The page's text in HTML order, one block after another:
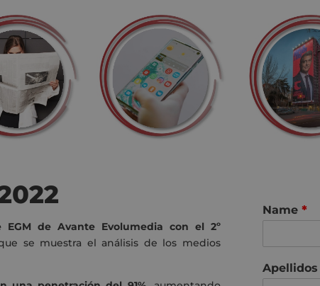
EGM de Avante Evolumedia con el 2º
se muestra el análisis de los medios
Name *